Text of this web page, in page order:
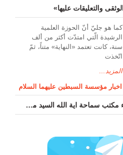
والتعلیقات علیها»
کما هو جليّ أنّ الحوزة العلمیة
الرشیدة الّتي امتدّت أكثر من ألف
سنة، كانت تعتمد «النهاية» متناً، ثمّ
اتّخذت
المزيد...
اخبار مؤسسة السبطين عليهما السلام
تقرير مصوّر - موكب عزاء مکتب سماحة اية الله السيد مرتضى الموسوي الاصفهاني في يوم إستشهاد السيدة فاطم...